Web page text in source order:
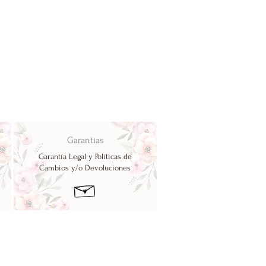
Garantías
Garantía Legal y Políticas de
Cambios y/o Devoluciones